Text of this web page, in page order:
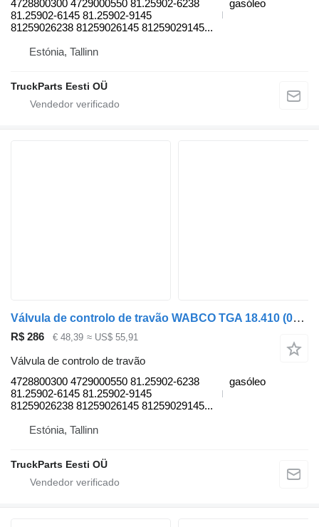
4728800300 4729000550 81.25902-6238
81.25902-6145 81.25902-9145
81259026238 81259026145 81259029145...
gasóleo
Estónia, Tallinn
TruckParts Eesti OÜ
Válvula de controlo de travão WABCO TGA 18.410 (01.00-) 4728800300 para camião tractor MAN 4-series, TGA (1993-2009)
R$ 286 € 48,39 ≈ US$ 55,91
Válvula de controlo de travão
4728800300 4729000550 81.25902-6238
81.25902-6145 81.25902-9145
81259026238 81259026145 81259029145...
gasóleo
Estónia, Tallinn
TruckParts Eesti OÜ